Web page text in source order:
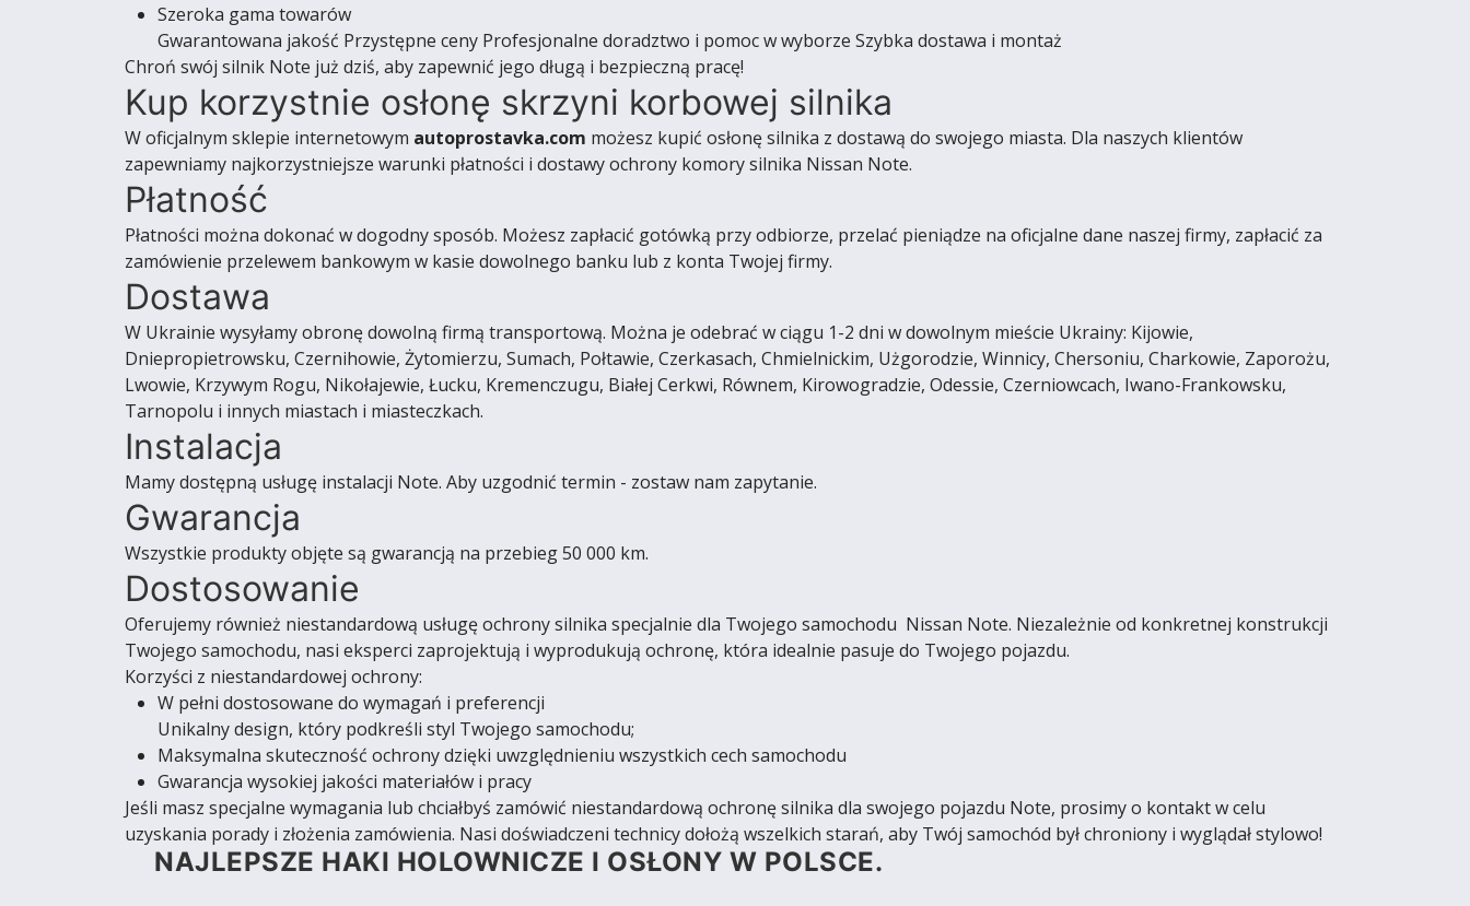
Szeroka gama towarów
Gwarantowana jakość Przystępne ceny Profesjonalne doradztwo i pomoc w wyborze Szybka dostawa i montaż
Chroń swój silnik Note już dziś, aby zapewnić jego długą i bezpieczną pracę!
Kup korzystnie osłonę skrzyni korbowej silnika
W oficjalnym sklepie internetowym autoprostavka.com możesz kupić osłonę silnika z dostawą do swojego miasta. Dla naszych klientów
zapewniamy najkorzystniejsze warunki płatności i dostawy ochrony komory silnika Nissan Note.
Płatność
Płatności można dokonać w dogodny sposób. Możesz zapłacić gotówką przy odbiorze, przelać pieniądze na oficjalne dane naszej firmy, zapłacić za
zamówienie przelewem bankowym w kasie dowolnego banku lub z konta Twojej firmy.
Dostawa
W Ukrainie wysyłamy obronę dowolną firmą transportową. Można je odebrać w ciągu 1-2 dni w dowolnym mieście Ukrainy: Kijowie,
Dniepropietrowsku, Czernihowie, Żytomierzu, Sumach, Połtawie, Czerkasach, Chmielnickim, Użgorodzie, Winnicy, Chersoniu, Charkowie, Zaporożu,
Lwowie, Krzywym Rogu, Nikołajewie, Łucku, Kremenczugu, Białej Cerkwi, Równem, Kirowogradzie, Odessie, Czerniowcach, Iwano-Frankowsku,
Tarnopolu i innych miastach i miasteczkach.
Instalacja
Mamy dostępną usługę instalacji Note. Aby uzgodnić termin - zostaw nam zapytanie.
Gwarancja
Wszystkie produkty objęte są gwarancją na przebieg 50 000 km.
Dostosowanie
Oferujemy również niestandardową usługę ochrony silnika specjalnie dla Twojego samochodu Nissan Note. Niezależnie od konkretnej konstrukcji
Twojego samochodu, nasi eksperci zaprojektują i wyprodukują ochronę, która idealnie pasuje do Twojego pojazdu.
Korzyści z niestandardowej ochrony:
W pełni dostosowane do wymagań i preferencji
Unikalny design, który podkreśli styl Twojego samochodu;
Maksymalna skuteczność ochrony dzięki uwzględnieniu wszystkich cech samochodu
Gwarancja wysokiej jakości materiałów i pracy
Jeśli masz specjalne wymagania lub chciałbyś zamówić niestandardową ochronę silnika dla swojego pojazdu Note, prosimy o kontakt w celu
uzyskania porady i złożenia zamówienia. Nasi doświadczeni technicy dołożą wszelkich starań, aby Twój samochód był chroniony i wyglądał stylowo!
NAJLEPSZE HAKI HOLOWNICZE I OSŁONY W POLSCE.